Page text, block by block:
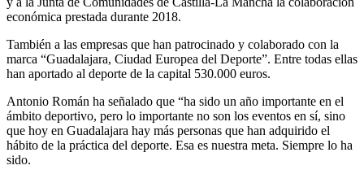
económica prestada durante 2018.
También a las empresas que han patrocinado y colaborado con la
marca “Guadalajara, Ciudad Europea del Deporte”. Entre todas ellas
han aportado al deporte de la capital 530.000 euros.
Antonio Román ha señalado que “ha sido un año importante en el
ámbito deportivo, pero lo importante no son los eventos en sí, sino
que hoy en Guadalajara hay más personas que han adquirido el
hábito de la práctica del deporte. Esa es nuestra meta. Siempre lo ha
sido.